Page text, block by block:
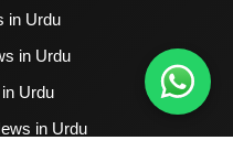
in Urdu
in Urdu
Urdu
in Urdu